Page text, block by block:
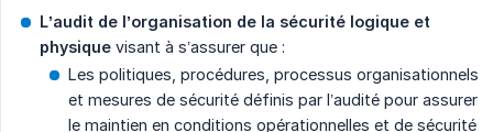
L’audit de l’organisation de la sécurité logique et
physique visant à s’assurer que :
Les politiques, procédures, processus organisationnels
et mesures de sécurité définis par l’audité pour assurer
le maintien en conditions opérationnelles et de sécurité